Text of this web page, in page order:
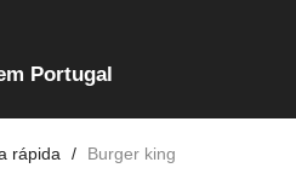
Portugal
rápida Burger king